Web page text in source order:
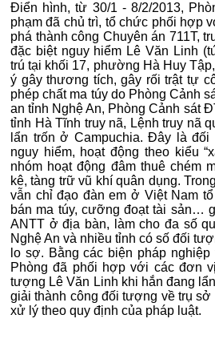
Điển hình, từ 30/1 - 8/2/2013,
phạm đã chủ trì, tổ chức phối hợp
phá thành công Chuyên án 711T,
đặc biệt nguy hiểm Lê Văn Linh
trú tại khối 17, phường Hà Huy
ý gây thương tích, gây rối trật tự
phép chất ma túy do Phòng Cảnh
an tỉnh Nghệ An, Phòng Cảnh sát
tỉnh Hà Tĩnh truy nã, Lệnh truy nã
lẩn trốn ở Campuchia. Đây là
nguy hiểm, hoạt động theo kiểu
nhóm hoạt động đâm thuê chém
kê, tàng trữ vũ khí quân dụng.
vẫn chỉ đạo đàn em ở Việt Nam
bán ma túy, cưỡng đoạt tài sản…
ANTT ở địa bàn, làm cho đa số
Nghệ An và nhiều tỉnh có số đối
lo sợ. Bằng các biện pháp nghiệp
Phòng đã phối hợp với các đơn
tượng Lê Văn Linh khi hắn đang
giải thành công đối tượng về trụ sở
xử lý theo quy định của pháp luật.